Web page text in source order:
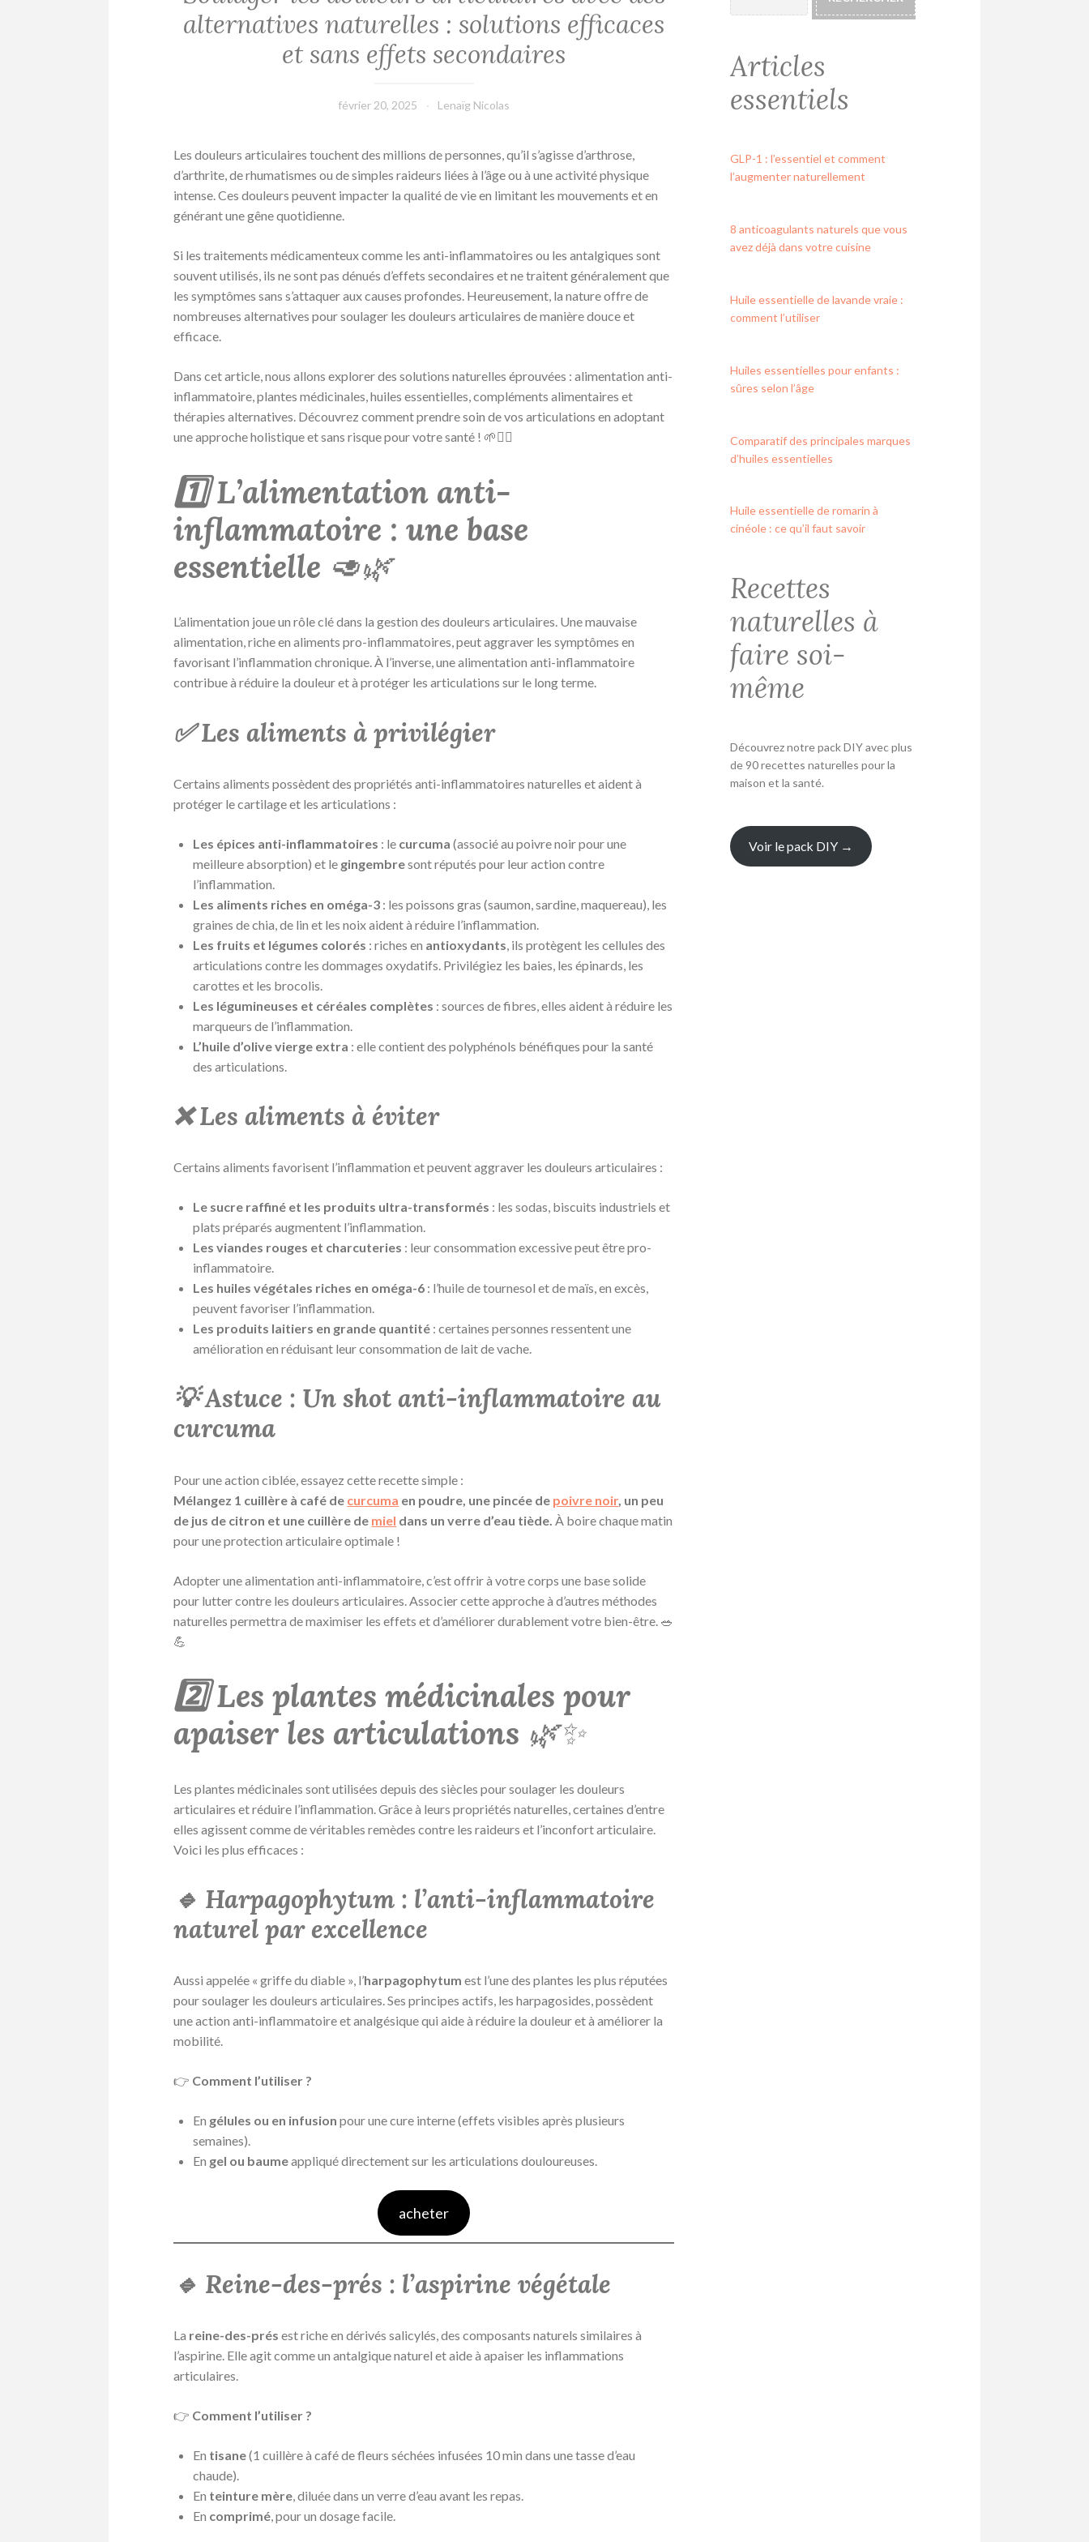
alternatives naturelles : solutions efficaces
et sans effets secondaires
février 20, 2025 Lenaïg Nicolas
Les douleurs articulaires touchent des millions de personnes, qu’il s’agisse d’arthrose,
d’arthrite, de rhumatismes ou de simples raideurs liées à l’âge ou à une activité physique
intense. Ces douleurs peuvent impacter la qualité de vie en limitant les mouvements et en
générant une gêne quotidienne.
Si les traitements médicamenteux comme les anti-inflammatoires ou les antalgiques sont
souvent utilisés, ils ne sont pas dénués d’effets secondaires et ne traitent généralement que
les symptômes sans s’attaquer aux causes profondes. Heureusement, la nature offre de
nombreuses alternatives pour soulager les douleurs articulaires de manière douce et
efficace.
Dans cet article, nous allons explorer des solutions naturelles éprouvées : alimentation anti-
inflammatoire, plantes médicinales, huiles essentielles, compléments alimentaires et
thérapies alternatives. Découvrez comment prendre soin de vos articulations en adoptant
une approche holistique et sans risque pour votre santé ! 🌱💆‍♂️
1️⃣ L’alimentation anti-
inflammatoire : une base
essentielle 🥑🌿
L’alimentation joue un rôle clé dans la gestion des douleurs articulaires. Une mauvaise
alimentation, riche en aliments pro-inflammatoires, peut aggraver les symptômes en
favorisant l’inflammation chronique. À l’inverse, une alimentation anti-inflammatoire
contribue à réduire la douleur et à protéger les articulations sur le long terme.
✅ Les aliments à privilégier
Certains aliments possèdent des propriétés anti-inflammatoires naturelles et aident à
protéger le cartilage et les articulations :
Les épices anti-inflammatoires : le curcuma (associé au poivre noir pour une
meilleure absorption) et le gingembresont réputés pour leur action contre
l’inflammation.
Les aliments riches en oméga-3 : les poissons gras (saumon, sardine, maquereau), les
graines de chia, de lin et les noix aident à réduire l’inflammation.
Les fruits et légumes colorés : riches en antioxydants , ils protègent les cellules des
articulations contre les dommages oxydatifs. Privilégiez les baies, les épinards, les
carottes et les brocolis.
Les légumineuses et céréales complètes : sources de fibres, elles aident à réduire les
marqueurs de l’inflammation.
L’huile d’olive vierge extra : elle contient des polyphénols bénéfiques pour la santé
des articulations.
❌ Les aliments à éviter
Certains aliments favorisent l’inflammation et peuvent aggraver les douleurs articulaires :
Le sucre raffiné et les produits ultra-transformés : les sodas, biscuits industriels et
plats préparés augmentent l’inflammation.
Les viandes rouges et charcuteries : leur consommation excessive peut être pro-
inflammatoire.
Les huiles végétales riches en oméga-6 : l’huile de tournesol et de maïs, en excès,
peuvent favoriser l’inflammation.
Les produits laitiers en grande quantité : certaines personnes ressentent une
amélioration en réduisant leur consommation de lait de vache.
💡 Astuce : Un shot anti-inflammatoire au
curcuma
Pour une action ciblée, essayez cette recette simple :
Mélangez 1 cuillère à café de curcuma en poudre, une pincée de poivre noir, un peu
de jus de citron et une cuillère de miel dans un verre d’eau tiède. À boire chaque matin
pour une protection articulaire optimale !
Adopter une alimentation anti-inflammatoire, c’est offrir à votre corps une base solide
pour lutter contre les douleurs articulaires. Associer cette approche à d’autres méthodes
naturelles permettra de maximiser les effets et d’améliorer durablement votre bien-être. 🥗
💪
2️⃣ Les plantes médicinales pour
apaiser les articulations 🌿✨
Les plantes médicinales sont utilisées depuis des siècles pour soulager les douleurs
articulaires et réduire l’inflammation. Grâce à leurs propriétés naturelles, certaines d’entre
elles agissent comme de véritables remèdes contre les raideurs et l’inconfort articulaire.
Voici les plus efficaces :
🔹 Harpagophytum : l’anti-inflammatoire
naturel par excellence
Aussi appelée « griffe du diable », l’harpagophytum est l’une des plantes les plus réputées
pour soulager les douleurs articulaires. Ses principes actifs, les harpagosides, possèdent
une action anti-inflammatoire et analgésique qui aide à réduire la douleur et à améliorer la
mobilité.
👉 Comment l’utiliser ?
En gélules ou en infusion pour une cure interne (effets visibles après plusieurs
semaines).
En gel ou baumeappliqué directement sur les articulations douloureuses.
acheter
🔹 Reine-des-prés : l’aspirine végétale
La reine-des-prés est riche en dérivés salicylés, des composants naturels similaires à
l’aspirine. Elle agit comme un antalgique naturel et aide à apaiser les inflammations
articulaires.
👉 Comment l’utiliser ?
En tisane(1 cuillère à café de fleurs séchées infusées 10 min dans une tasse d’eau
chaude).
En teinture mère, diluée dans un verre d’eau avant les repas.
En comprimé, pour un dosage facile.
Articles
essentiels
GLP-1 : l’essentiel et comment
l’augmenter naturellement
8 anticoagulants naturels que vous
avez déjà dans votre cuisine
Huile essentielle de lavande vraie :
comment l’utiliser
Huiles essentielles pour enfants :
sûres selon l’âge
Comparatif des principales marques
d’huiles essentielles
Huile essentielle de romarin à
cinéole : ce qu’il faut savoir
Recettes
naturelles à
faire soi-
même
Découvrez notre pack DIY avec plus
de 90 recettes naturelles pour la
maison et la santé.
Voir le pack DIY →